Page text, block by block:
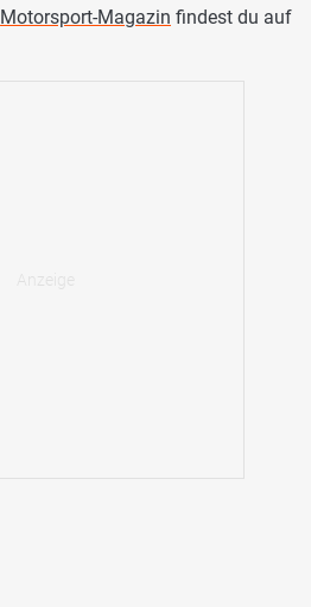
Motorsport-Magazin findest du auf